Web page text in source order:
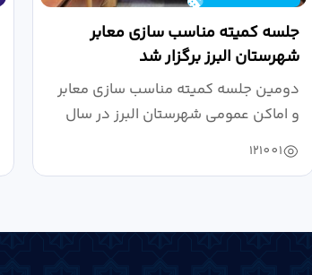
جلسه کمیته مناسب سازی معابر
شهرستان البرز برگزار شد
دومین جلسه کمیته مناسب سازی معابر
و اماکن عمومی شهرستان البرز در سال
۱۴۰۴ به...
121001